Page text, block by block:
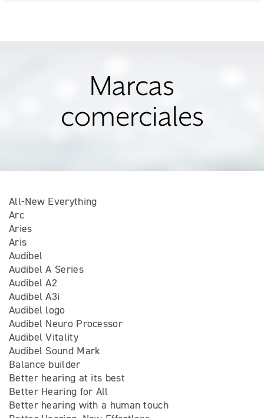
Marcas
comerciales
All-New Everything
Arc
Aries
Aris
Audibel
Audibel A Series
Audibel A2
Audibel A3i
Audibel logo
Audibel Neuro Processor
Audibel Vitality
Audibel Sound Mark
Balance builder
Better hearing at its best
Better Hearing for All
Better hearing with a human touch